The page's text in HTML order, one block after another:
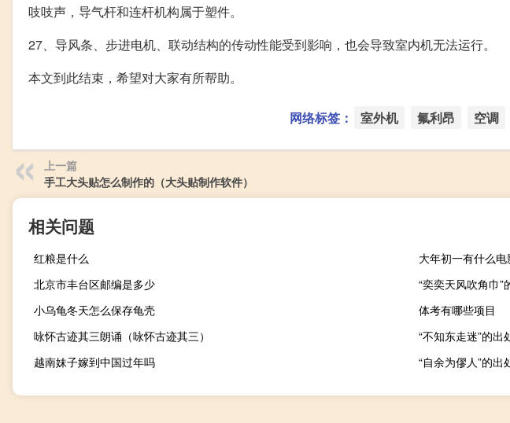
吱吱声，导气杆和连杆机构属于塑件。
27、导风条、步进电机、联动结构的传动性能受到影响，也会导致室内机无法运行。
本文到此结束，希望对大家有所帮助。
网络标签： 室外机 氟利昂 空调
上一篇
手工大头贴怎么制作的（大头贴制作软件）
相关问题
红粮是什么
大年初一有什么电
北京市丰台区邮编是多少
“奕奕天风吹角巾”
小乌龟冬天怎么保存龟壳
体考有哪些项目
咏怀古迹其三朗诵（咏怀古迹其三）
“不知东走迷”的出
越南妹子嫁到中国过年吗
“自余为僇人”的出